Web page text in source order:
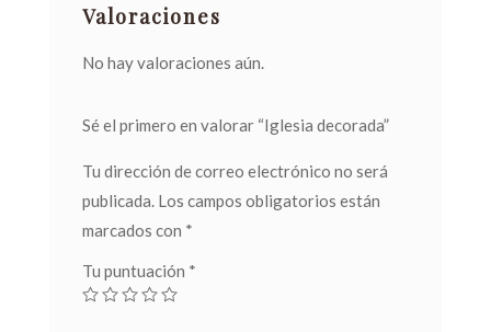
Valoraciones
No hay valoraciones aún.
Sé el primero en valorar “Iglesia decorada”
Tu dirección de correo electrónico no será
publicada. Los campos obligatorios están
marcados con *
Tu puntuación *